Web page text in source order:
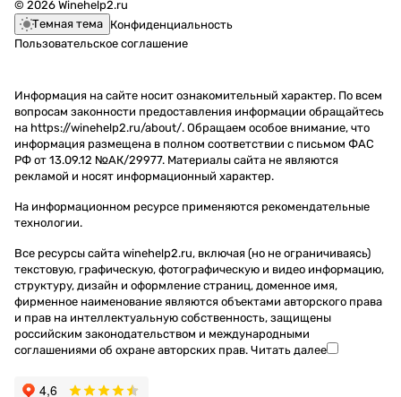
© 2026 Winehelp2.ru
Темная тема Конфиденциальность
Пользовательское соглашение
Информация на сайте носит ознакомительный характер. По всем
вопросам законности предоставления информации обращайтесь
на https://winehelp2.ru/about/. Обращаем особое внимание, что
информация размещена в полном соответствии с письмом ФАС
РФ от 13.09.12 №АК/29977. Материалы сайта не являются
рекламой и носят информационный характер.
На информационном ресурсе применяются рекомендательные
технологии.
Все ресурсы сайта winehelp2.ru, включая (но не ограничиваясь)
текстовую, графическую, фотографическую и видео информацию,
структуру, дизайн и оформление страниц, доменное имя,
фирменное наименование являются объектами авторского права
и прав на интеллектуальную собственность, защищены
российским законодательством и международными
соглашениями об охране авторских прав. Читать далее